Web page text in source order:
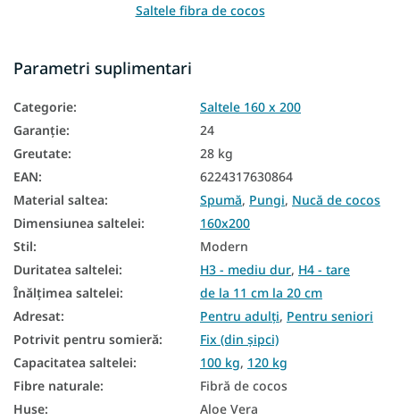
Saltele fibra de cocos
Saltele înalte
Saltea Aloe Vera
Saltele în funcție de fermitate
Saltele dure
Saltele mari
Saltele de buzunar 160x200
Saltele înalte 160×200
Saltea Aloe Vera 160x200
Saltele ieftine 160x200
Parametri suplimentari
Categorie:
Saltele 160 x 200
Garanţie:
24
Greutate:
28 kg
EAN:
6224317630864
Material saltea: Spumă, Pungi, Nucă de cocos
Dimensiunea saltelei:
160x200
Stil:
Modern
Duritatea saltelei: H3 - mediu dur, H4 - tare
Înălțimea saltelei:
de la 11 cm la 20 cm
Adresat: Pentru adulți, Pentru seniori
Potrivit pentru somieră:
Fix (din șipci)
Capacitatea saltelei: 100 kg, 120 kg
Fibre naturale:
Fibră de cocos
Huse:
Aloe Vera